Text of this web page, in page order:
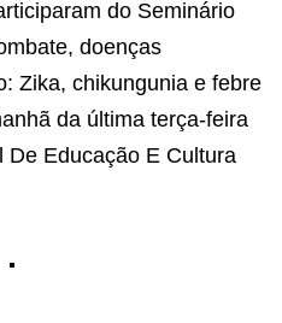
do Seminário
doenças
Zika, chikungunia e febre
da última terça-feira
De Educação E Cultura